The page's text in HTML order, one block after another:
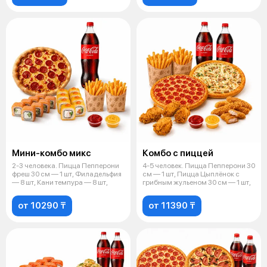
Мини-комбо микс
2-3 человека. Пицца Пепперони
фреш 30 см — 1 шт, Филадельфия
— 8 шт, Кани темпура — 8 шт,
от 10290 ₸
Комбо с пиццей
4-5 человек. Пицца Пепперони 30
см — 1 шт, Пицца Цыплёнок с
грибным жульеном 30 см — 1 шт,
от 11390 ₸